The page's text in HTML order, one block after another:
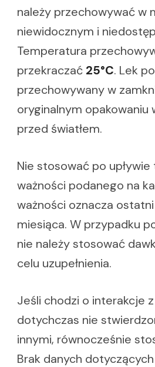
należy przechowywać w
niewidocznym i
Temperatura
przekraczać 25°C. Lek
przechowywany w
oryginalnym opakowaniu
przed światłem.
Nie stosować po
ważności podanego na
ważności oznacza
miesiąca. W przypadku
nie należy stosować
celu uzupełnienia.
Jeśli chodzi o interakcje
dotychczas nie
innymi, równocześnie
Brak danych dotyczących